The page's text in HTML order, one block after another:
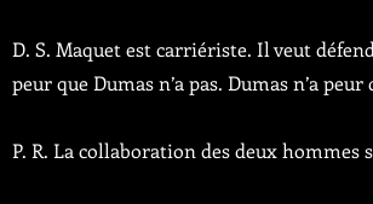
D. S. Maquet est carriériste. Il veut
peur que Dumas n’a pas. Dumas n’a
P. R. La collaboration des deux hommes